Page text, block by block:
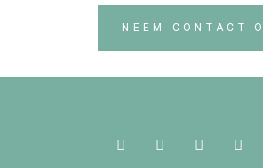
NEEM CONTACT